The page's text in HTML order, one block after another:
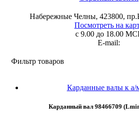
Набережные Челны, 423800,
Посмотреть на
с 9.00 до 18.00
E-mail:
Фильтр товаров
Карданные валы к
Карданный вал 98466709